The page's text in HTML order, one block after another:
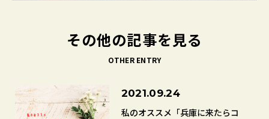
その他の記事を見る
OTHER ENTRY
2021.09.24
私のオススメ「兵庫に来たらコ